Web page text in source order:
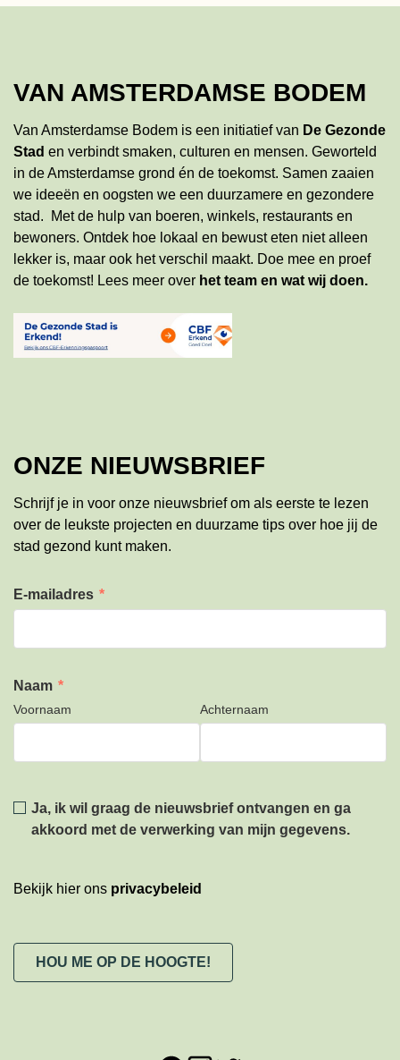
VAN AMSTERDAMSE BODEM
Van Amsterdamse Bodem is een initiatief van De Gezonde
Stad en verbindt smaken, culturen en mensen. Geworteld
in de Amsterdamse grond én de toekomst. Samen zaaien
we ideeën en oogsten we een duurzamere en gezondere
stad. Met de hulp van boeren, winkels, restaurants en
bewoners. Ontdek hoe lokaal en bewust eten niet alleen
lekker is, maar ook het verschil maakt. Doe mee en proef
de toekomst! Lees meer over het team en wat wij doen.
ONZE NIEUWSBRIEF
Schrijf je in voor onze nieuwsbrief om als eerste te lezen
over de leukste projecten en duurzame tips over hoe jij de
stad gezond kunt maken.
E-mailadres *
Naam *
Voornaam Achternaam
Privacy
Ja, ik wil graag de nieuwsbrief ontvangen en ga
akkoord met de verwerking van mijn gegevens.
Bekijk hier ons privacybeleid